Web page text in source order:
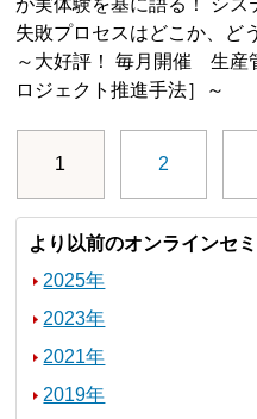
失敗プロセスはどこか、ど
～大好評！ 毎月開催 生産
ロジェクト推進手法］～
1 2
より以前のオンラインセ
2025年
2023年
2021年
2019年